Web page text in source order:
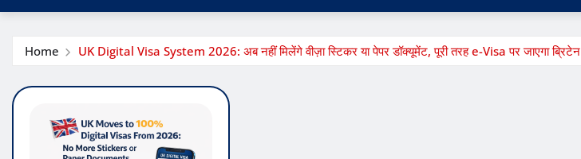
Home UK Digital Visa System 2026: अब नहीं मिलेंगे वीज़ा स्टिकर या पेपर डॉक्यूमेंट, पूरी तरह e-Visa पर जाएगा ब्रिटेन